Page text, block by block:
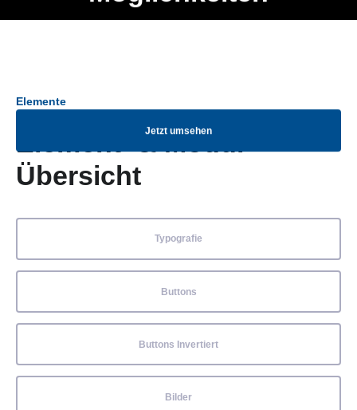
Jetzt umsehen
Elemente
Element- & Modul-
Übersicht
Typografie
Buttons
Buttons Invertiert
Bilder